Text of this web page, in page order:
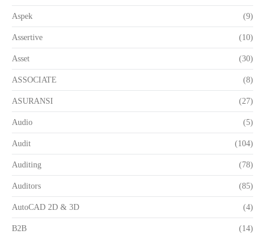
Aspek (9)
Assertive (10)
Asset (30)
ASSOCIATE (8)
ASURANSI (27)
Audio (5)
Audit (104)
Auditing (78)
Auditors (85)
AutoCAD 2D & 3D (4)
B2B (14)